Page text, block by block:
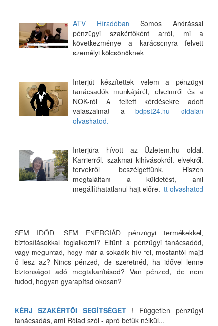
ATV Híradóban Somos Andrással
pénzügyi szakértőként arról, mi a
következménye a karácsonyra felvett
személyi kölcsönöknek
Interjút készítettek velem a pénzügyi
tanácsadók munkájáról, elveimről és a
NOK-ról A feltett kérdésekre adott
válaszaimat abdpst24.hu oldalán
olvashatod.
Interjúra hívott az Üzletem.hu oldal.
Karrierről, szakmai kihívásokról, elvekről,
tervekről beszélgettünk. Hiszen
megtaláltam a küldetést, ami
megállíthatatlanul hajt előre. Itt olvashatod
SEM IDŐD, SEM ENERGIÁD pénzügyi termékekkel,
biztosításokkal foglalkozni? Eltűnt a pénzügyi tanácsadód,
vagy meguntad, hogy már a sokadik hív fel, mostantól majd
ő lesz az? Nincs pénzed, de szeretnéd, ha idővel lenne
biztonságot adó megtakarításod? Van pénzed, de nem
tudod, hogyan gyarapítsd okosan?
KÉRJ SZAKÉRTŐI SEGÍTSÉGET ! Független pénzügyi
tanácsadás, ami Rólad szól - apró betűk nélkül...